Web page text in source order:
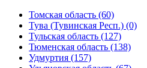
Томская область (60)
Тува (Тувинская Респ.) (0)
Тульская область (127)
Тюменская область (138)
Удмуртия (157)